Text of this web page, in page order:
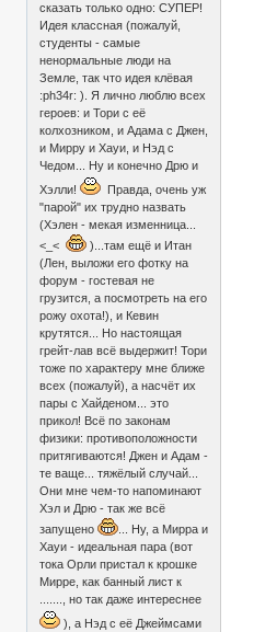
сказать только одно: СУПЕР!
Идея классная (пожалуй,
студенты - самые
ненормальные люди на
Земле, так что идея клёвая
:ph34r: ). Я лично люблю всех
героев: и Тори с её
колхозником, и Адама с Джен,
и Мирру и Хауи, и Нэд с
Чедом... Ну и конечно Дрю и
Хэлли!
Правда, очень уж
"парой" их трудно назвать
(Хэлен - мекая изменница...
<_<
)...там ещё и Итан
(Лен, выложи его фотку на
форум - гостевая не
грузится, а посмотреть на его
рожу охота!), и Кевин
крутятся... Но настоящая
грейт-лав всё выдержит! Тори
тоже по характеру мне ближе
всех (пожалуй), а насчёт их
пары с Хайденом... это
прикол! Всё по законам
физики: противоположности
притягиваются! Джен и Адам -
те ваще... тяжёлый случай...
Они мне чем-то напоминают
Хэл и Дрю - так же всё
запущено
... Ну, а Мирра и
Хауи - идеальная пара (вот
тока Орли пристал к крошке
Мирре, как банный лист к
......., но так даже интереснее
), а Нэд с её Джеймсами